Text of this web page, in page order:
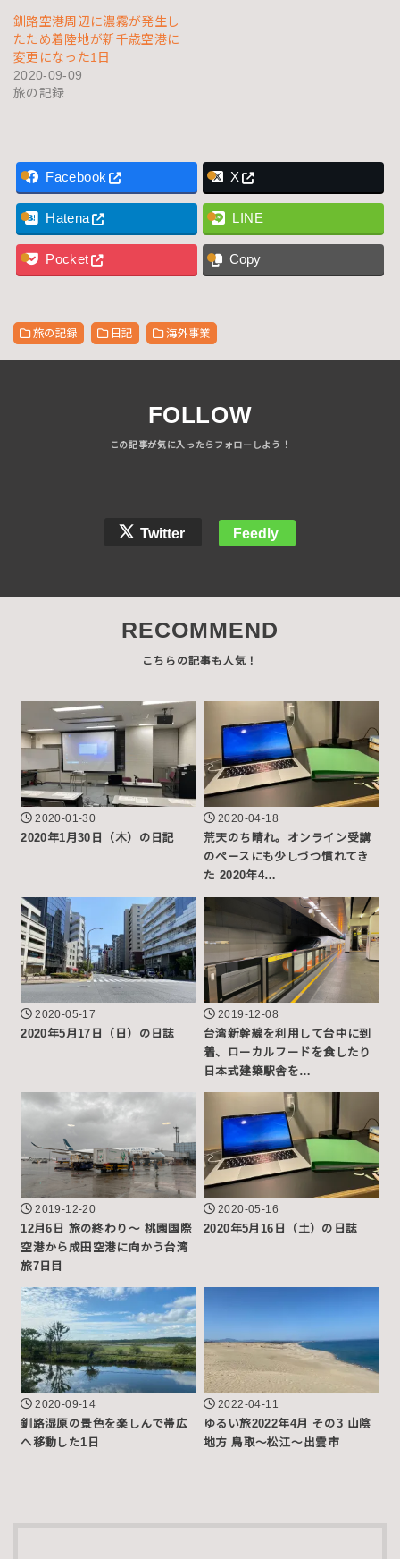
釧路空港周辺に濃霧が発生し
たため着陸地が新千歳空港に
変更になった1日
2020-09-09
旅の記録
Facebook X
Hatena LINE
Pocket Copy
旅の記録 日記 海外事業
FOLLOW
Twitter Feedly
RECOMMEND
2020-01-30
2020年1月30日（木）の日記
2020-04-18
荒天のち晴れ。オンライン受講
のペースにも少しづつ慣れてき
た 2020年4…
2020-05-17
2020年5月17日（日）の日誌
2019-12-08
台湾新幹線を利用して台中に到
着、ローカルフードを食したり
日本式建築駅舎を…
2019-12-20
12月6日 旅の終わり〜 桃園国際
空港から成田空港に向かう台湾
旅7日目
2020-05-16
2020年5月16日（土）の日誌
2020-09-14
釧路湿原の景色を楽しんで帯広
へ移動した1日
2022-04-11
ゆるい旅2022年4月 その3 山陰
地方 鳥取〜松江〜出雲市